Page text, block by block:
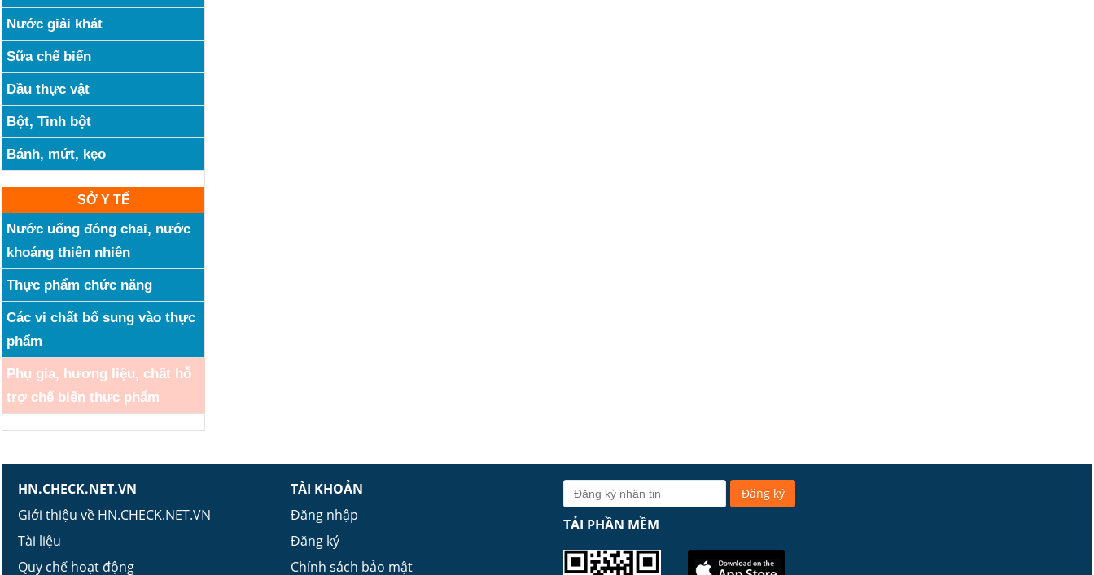
Nước giải khát
Sữa chế biến
Dầu thực vật
Bột, Tinh bột
Bánh, mứt, kẹo
SỞ Y TẾ
Nước uống đóng chai, nước
khoáng thiên nhiên
Thực phẩm chức năng
Các vi chất bổ sung vào thực
phẩm
Phụ gia, hương liệu, chất hỗ
trợ chế biến thực phẩm
HN.CHECK.NET.VN
Giới thiệu về HN.CHECK.NET.VN
Tài liệu
Quy chế hoạt động
TÀI KHOẢN
Đăng nhập
Đăng ký
Chính sách bảo mật
TẢI PHẦN MỀM